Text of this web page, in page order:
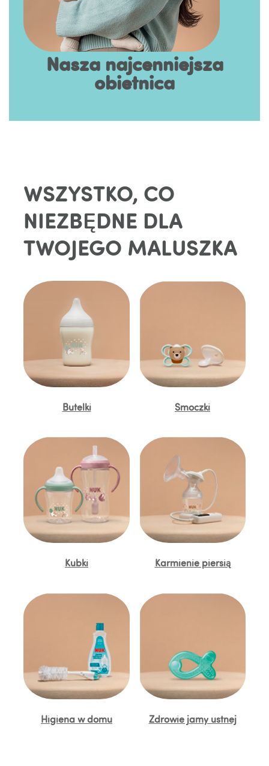
Nasza najcenniejsza
obietnica
WSZYSTKO, CO
NIEZBĘDNE DLA
TWOJEGO MALUSZKA
Butelki Smoczki
Kubki Karmienie piersią
Higiena w domu Zdrowie jamy ustnej